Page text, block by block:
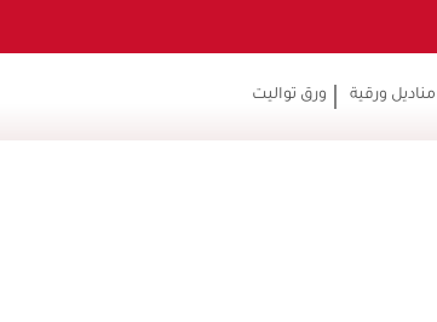
مناديل ورقية ورق تواليت